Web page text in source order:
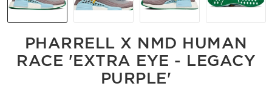
PHARRELL X NMD HUMAN
RACE 'EXTRA EYE - LEGACY
PURPLE'